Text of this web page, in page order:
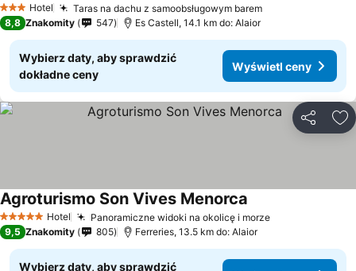
3 Kategoria
Hotel Taras na dachu z samoobsługowym baremWyświetl ceny
8,8 Znakomity 547 Es Castell, 14.1 km do: Alaior
Wybierz daty, aby sprawdzić
dokładne ceny
Wyświetl ceny
5 KategoriaHotel Panoramiczne widoki na okolicę i morzeWyświetl ceny
Agroturismo Son Vives Menorca
9,5 Znakomity 805 Ferreries, 13.5 km do: Alaior
Wybierz daty, aby sprawdzić